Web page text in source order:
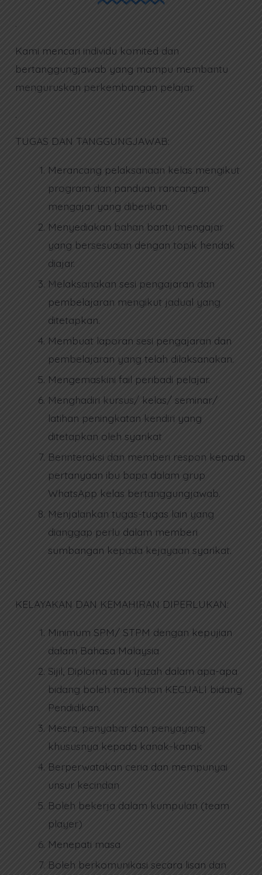
.
Kami mencari individu komited dan
bertanggungjawab yang mampu membantu
menguruskan perkembangan pelajar.
.
TUGAS DAN TANGGUNGJAWAB:
Merancang pelaksanaan kelas mengikut
program dan panduan rancangan
mengajar yang diberikan.
Menyediakan bahan bantu mengajar
yang bersesuaian dengan topik hendak
diajar.
Melaksanakan sesi pengajaran dan
pembelajaran mengikut jadual yang
ditetapkan.
Membuat laporan sesi pengajaran dan
pembelajaran yang telah dilaksanakan.
Mengemaskini fail peribadi pelajar.
Menghadiri kursus/ kelas/ seminar/
latihan peningkatan kendiri yang
ditetapkan oleh syarikat
Berinteraksi dan memberi respon kepada
pertanyaan ibu bapa dalam grup
WhatsApp kelas bertanggungjawab.
Menjalankan tugas-tugas lain yang
dianggap perlu dalam memberi
sumbangan kepada kejayaan syarikat.
.
KELAYAKAN DAN KEMAHIRAN DIPERLUKAN:
Minimum SPM/ STPM dengan kepujian
dalam Bahasa Malaysia
Sijil, Diploma atau Ijazah dalam apa-apa
bidang boleh memohon KECUALI bidang
Pendidikan.
Mesra, penyabar dan penyayang
khususnya kepada kanak-kanak
Berperwatakan ceria dan mempunyai
unsur kecindan
Boleh bekerja dalam kumpulan (team
player)
Menepati masa
Boleh berkomunikasi secara lisan dan